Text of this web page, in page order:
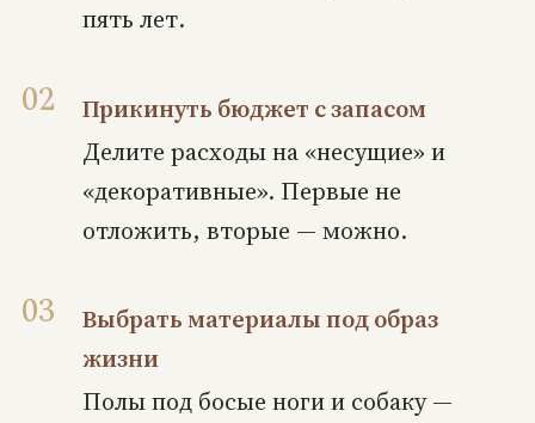
пять лет.
Прикинуть бюджет с запасом
Делите расходы на «несущие» и
«декоративные». Первые не
отложить, вторые — можно.
Выбрать материалы под образ
жизни
Полы под босые ноги и собаку —